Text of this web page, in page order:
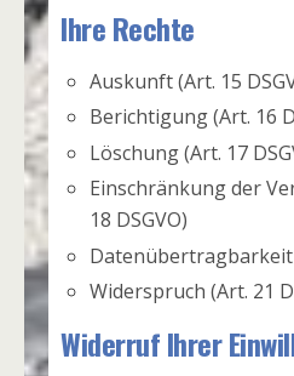
Ihre Rechte
Auskunft (Art. 15
Berichtigung (Art. 16
Löschung (Art. 17
Einschränkung der
18 DSGVO)
Datenübertragbarkeit
Widerspruch (Art. 21
Widerruf Ihrer